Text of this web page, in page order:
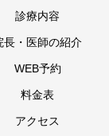
診療内容
長・医師の紹介
WEB予約
料金表
アクセス